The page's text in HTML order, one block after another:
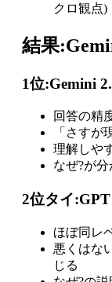
クロ観点)
結果
1位:Gemini
回答の精
「さすが
理解しや
なぜ?が
2位タイ
ほぼ同レ
悪くはな
じる